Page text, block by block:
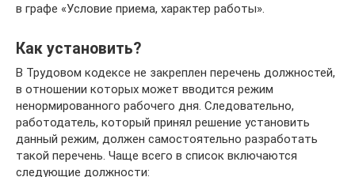
в графе «Условие приема, характер работы».
Как установить?
В Трудовом кодексе не закреплен перечень должностей,
в отношении которых может вводится режим
ненормированного рабочего дня. Следовательно,
работодатель, который принял решение установить
данный режим, должен самостоятельно разработать
такой перечень. Чаще всего в список включаются
следующие должности: